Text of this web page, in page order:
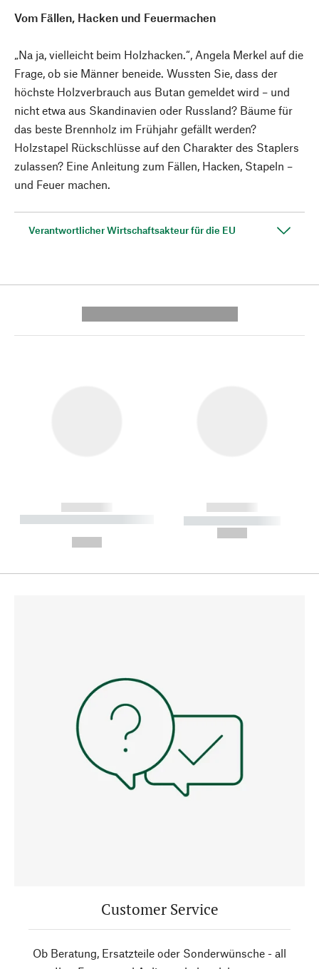
Vom Fällen, Hacken und Feuermachen
„Na ja, vielleicht beim Holzhacken.“, Angela Merkel auf die
Frage, ob sie Männer beneide. Wussten Sie, dass der
höchste Holzverbrauch aus Butan gemeldet wird – und
nicht etwa aus Skandinavien oder Russland? Bäume für
das beste Brennholz im Frühjahr gefällt werden?
Holzstapel Rückschlüsse auf den Charakter des Staplers
zulassen? Eine Anleitung zum Fällen, Hacken, Stapeln –
und Feuer machen.
Verantwortlicher Wirtschaftsakteur für die EU
------------
----------- ----------- --------
------------
----------- -----------
Customer Service
Ob Beratung, Ersatzteile oder Sonderwünsche - all